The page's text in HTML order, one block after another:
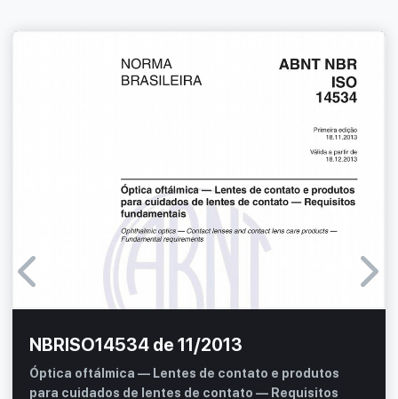
NBRISO14534 de 11/2013
Óptica oftálmica — Lentes de contato e produtos
para cuidados de lentes de contato — Requisitos